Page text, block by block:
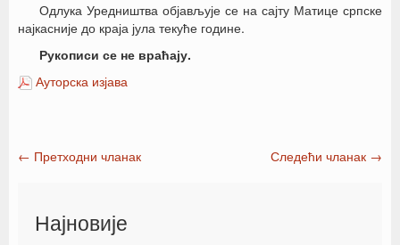
Одлука Уредништва објављује се на сајту Матице српске
најкасније до краја јула текуће године.
Рукописи се не враћају.
Ауторска изјава
Post navigation
Следећи чланак →
← Претходни чланак
Најновије